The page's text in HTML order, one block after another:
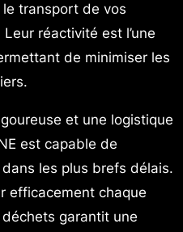
transport de vos
réactivité est l’une
de minimiser les
et une logistique
est capable de
les plus brefs délais.
efficacement chaque
garantit une